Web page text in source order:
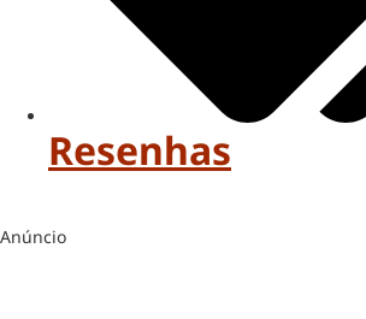
Resenhas
Anúncio